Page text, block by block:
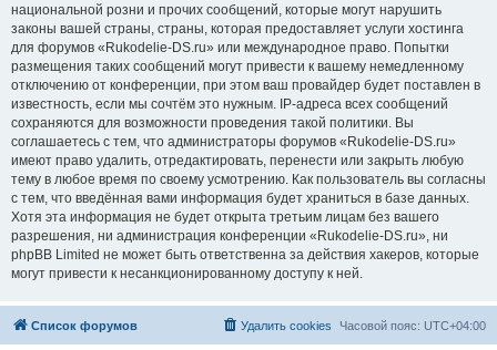
национальной розни и прочих сообщений, которые могут нарушить
законы вашей страны, страны, которая предоставляет услуги хостинга
для форумов «Rukodelie-DS.ru» или международное право. Попытки
размещения таких сообщений могут привести к вашему немедленному
отключению от конференции, при этом ваш провайдер будет поставлен в
известность, если мы сочтём это нужным. IP-адреса всех сообщений
сохраняются для возможности проведения такой политики. Вы
соглашаетесь с тем, что администраторы форумов «Rukodelie-DS.ru»
имеют право удалить, отредактировать, перенести или закрыть любую
тему в любое время по своему усмотрению. Как пользователь вы согласны
с тем, что введённая вами информация будет храниться в базе данных.
Хотя эта информация не будет открыта третьим лицам без вашего
разрешения, ни администрация конференции «Rukodelie-DS.ru», ни
phpBB Limited не может быть ответственна за действия хакеров, которые
могут привести к несанкционированному доступу к ней.
Список форумов Часовой пояс: UTC+04:00
Удалить cookies